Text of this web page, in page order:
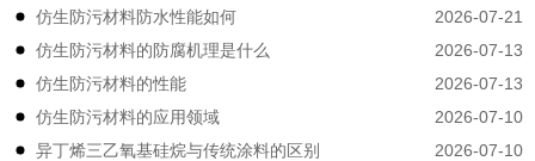
2026-07-21
仿生防污材料防水性能如何
2026-07-13
仿生防污材料的防腐机理是什么
2026-07-13
仿生防污材料的性能
2026-07-10
仿生防污材料的应用领域
2026-07-10
异丁烯三乙氧基硅烷与传统涂料的区别